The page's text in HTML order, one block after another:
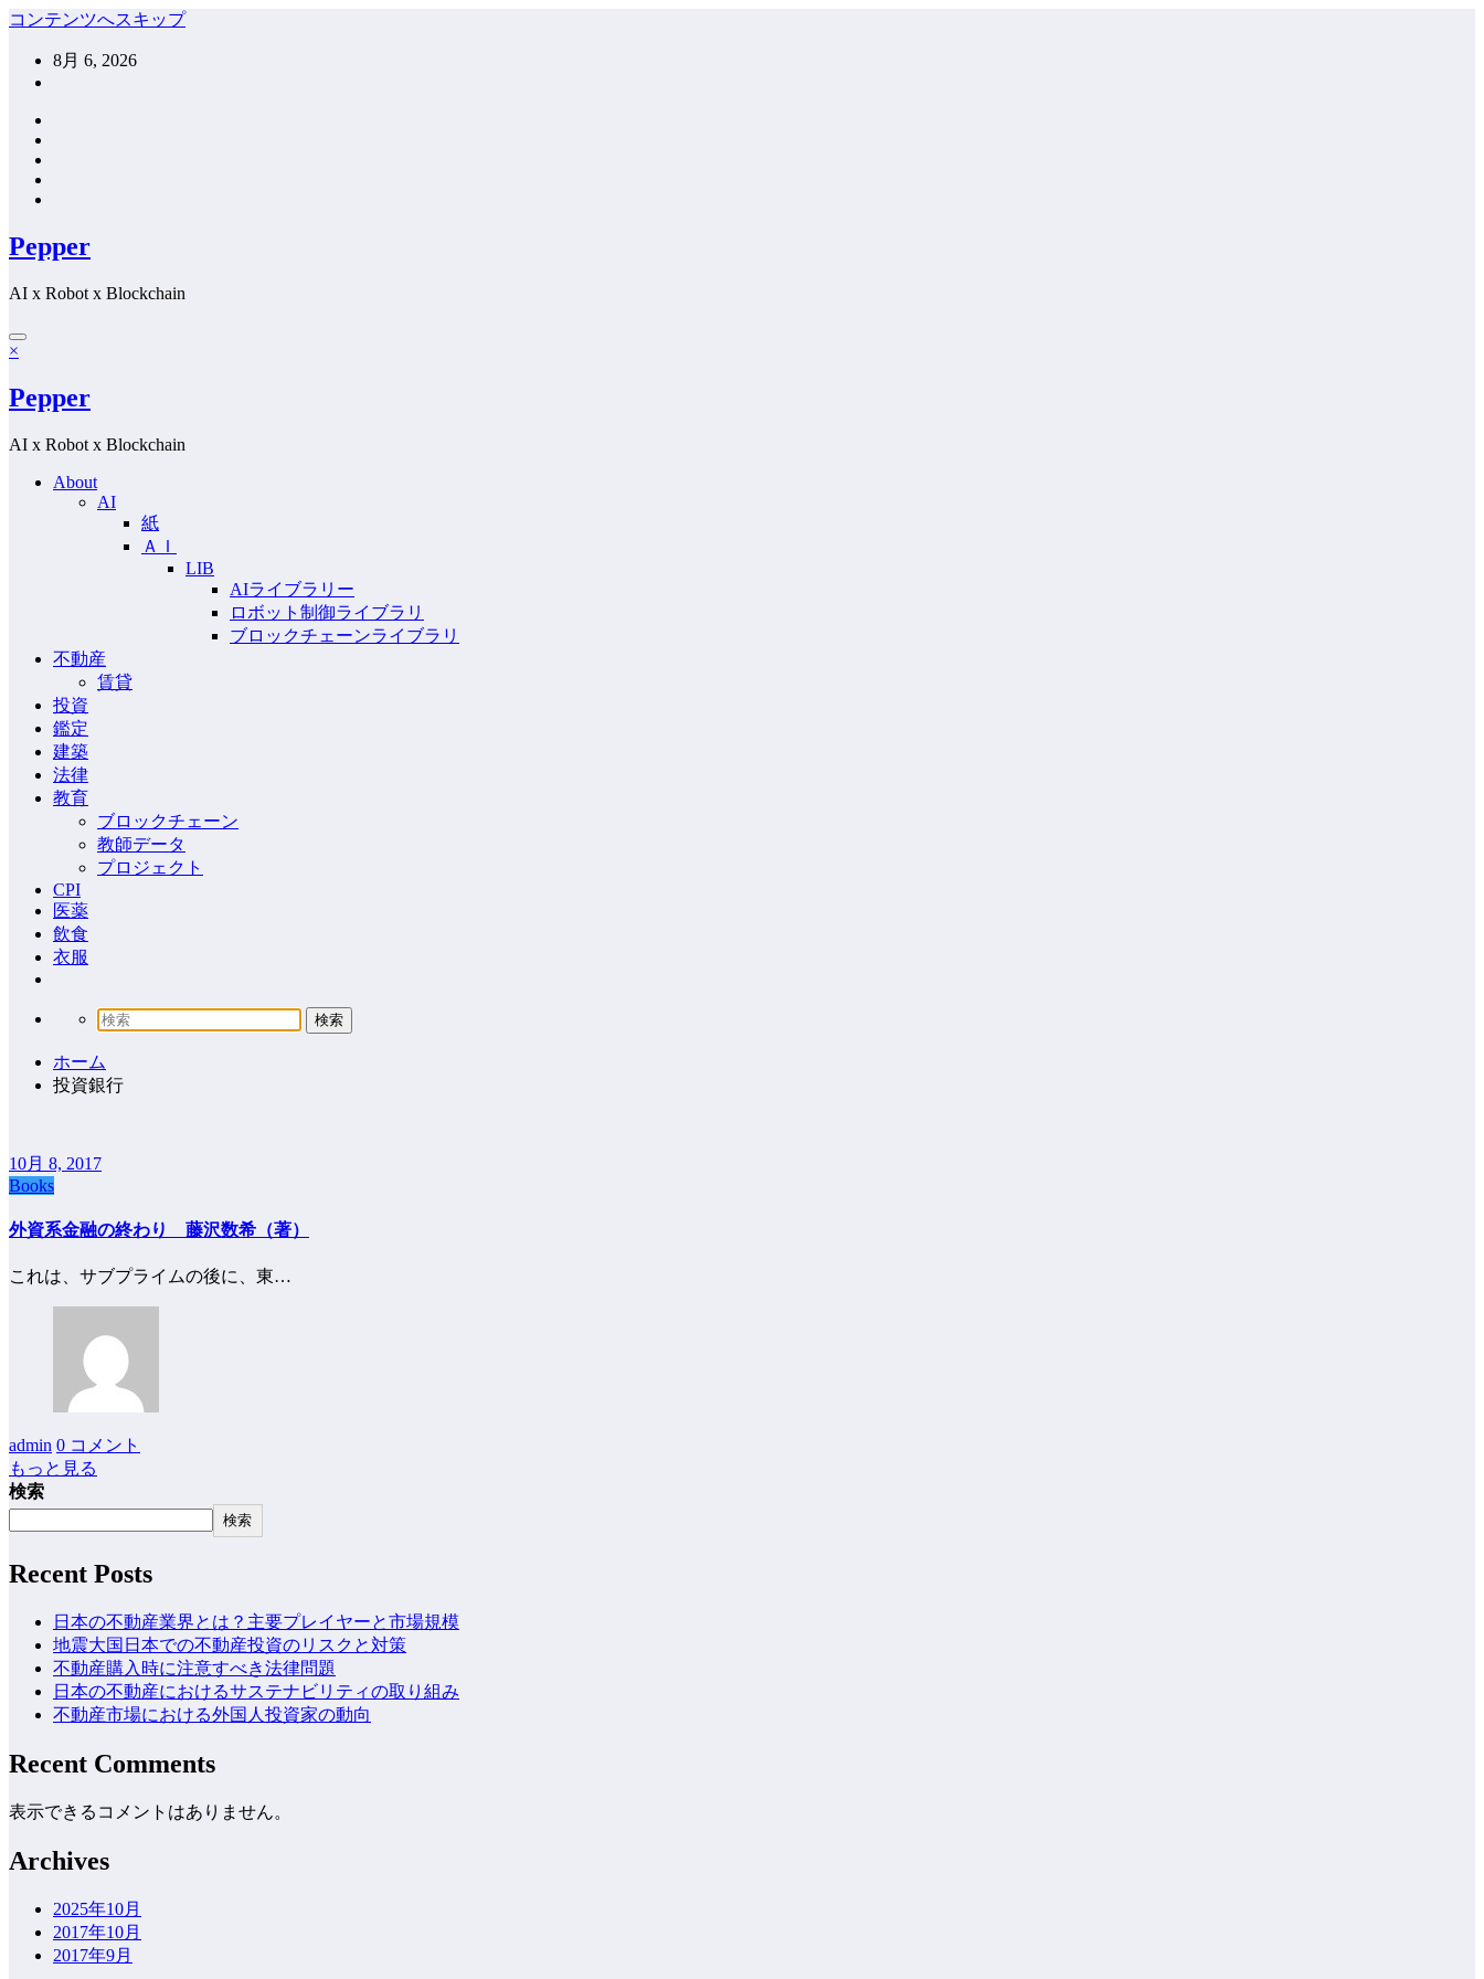
コンテンツへスキップ
8月 6, 2026
Pepper
AI x Robot x Blockchain
×
Pepper
AI x Robot x Blockchain
About
AI
紙
ＡＩ
LIB
AIライブラリー
ロボット制御ライブラリ
ブロックチェーンライブラリ
不動産
賃貸
投資
鑑定
建築
法律
教育
ブロックチェーン
教師データ
プロジェクト
CPI
医薬
飲食
衣服
ホーム
投資銀行
10月 8, 2017
Books
外資系金融の終わり 藤沢数希（著）
これは、サブプライムの後に、東…
admin 0 コメント
もっと見る
検索
検索
Recent Posts
日本の不動産業界とは？主要プレイヤーと市場規模
地震大国日本での不動産投資のリスクと対策
不動産購入時に注意すべき法律問題
日本の不動産におけるサステナビリティの取り組み
不動産市場における外国人投資家の動向
Recent Comments
表示できるコメントはありません。
Archives
2025年10月
2017年10月
2017年9月